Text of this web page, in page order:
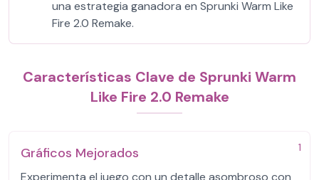
una estrategia ganadora en Sprunki Warm Like
Fire 2.0 Remake.
Características Clave de Sprunki Warm
Like Fire 2.0 Remake
1
Gráficos Mejorados
Experimenta el juego con un detalle asombroso con